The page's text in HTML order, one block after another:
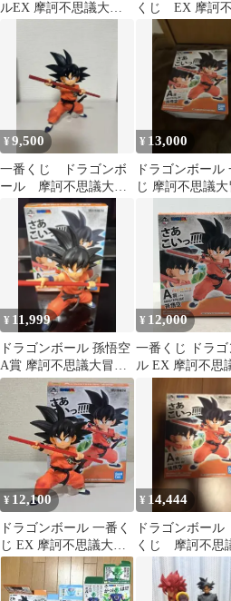
ルEX 摩訶不思議大冒
くじ EX 摩訶
大冒険 孫悟
フィギュア
¥9,500
一番くじ ドラゴンボ
ール 摩訶不思議大冒
険も A賞 孫悟空
国内正規品
¥ 13,000
ドラゴンボール
じ 摩訶不思議大
¥ 11,999
ドラゴンボール 孫悟空
A賞 摩訶不思議大冒
険 一番くじ
¥ 12,000
一番くじ ドラゴ
ル EX 摩訶不思
MASTERLISE
ア 開封品【
008】082
¥ 12,100
ドラゴンボール 一番く
じ EX 摩訶不思議大冒
険 A賞 孫悟空
¥ 14,444
ドラゴンボー
くじ 摩訶不思
険 A賞 孫悟
ィギュア 新品